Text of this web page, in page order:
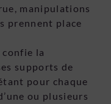
manipulations
prennent place
confie la
supports de
pour chaque
ou plusieurs